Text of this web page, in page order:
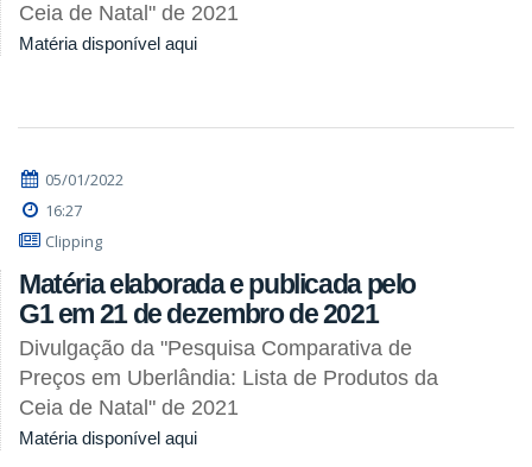
Ceia de Natal" de 2021
Matéria disponível aqui
05/01/2022
16:27
Clipping
Matéria elaborada e publicada pelo
G1 em 21 de dezembro de 2021
Divulgação da "Pesquisa Comparativa de
Preços em Uberlândia: Lista de Produtos da
Ceia de Natal" de 2021
Matéria disponível aqui